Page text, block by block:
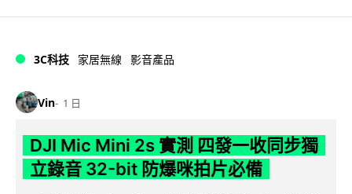
3C科技 家居無線 影音產品
Vin 1 日
DJI Mic Mini 2s 實測 四發一收同步獨
立錄音 32-bit 防爆咪拍片必備